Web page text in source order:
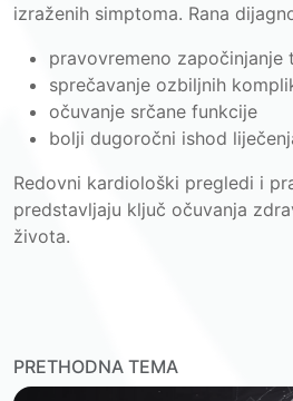
izraženih simptoma. Rana
pravovremeno započinjanje
sprečavanje ozbiljnih
očuvanje srčane funkcije
bolji dugoročni ishod
Redovni kardiološki pregledi i
predstavljaju ključ očuvanja
života.
PRETHODNA TEMA